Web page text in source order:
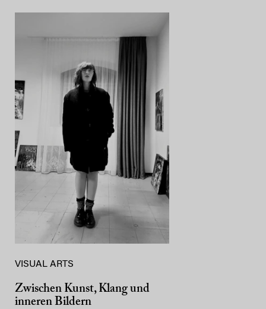
VISUAL ARTS
Zwischen Kunst, Klang und
inneren Bildern